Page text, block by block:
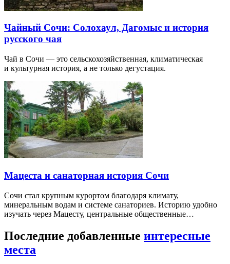
Чайный Сочи: Солохаул, Дагомыс и история
русского чая
Чай в Сочи — это сельскохозяйственная, климатическая
и культурная история, а не только дегустация.
Мацеста и санаторная история Сочи
Сочи стал крупным курортом благодаря климату,
минеральным водам и системе санаториев. Историю удобно
изучать через Мацесту, центральные общественные…
Последние добавленные интересные
места